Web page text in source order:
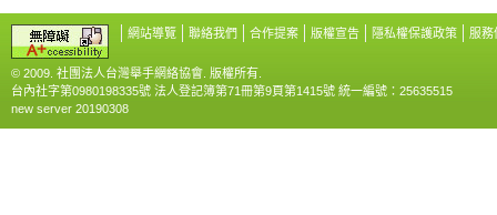
網站導覽 聯絡我們 合作提案 版權宣告 隱私權保護政策 服務
© 2009. 社團法人台灣舉手網絡協會. 版權所有.
台內社字第0980198335號 法人登記簿第71冊第9頁第1415號 統一編號：25635515
new server 20190308